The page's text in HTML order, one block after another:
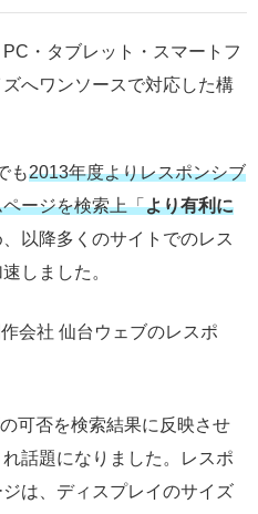
・タブレット・スマートフ
へワンソースで対応した構
も2013年度よりレスポンシブ
ージを検索上「より有利に
以降多くのサイトでのレス
しました。
可否を検索結果に反映させ
話題になりました。レスポ
は、ディスプレイのサイズ